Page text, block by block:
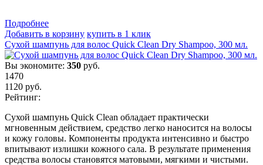
Подробнеe
Добавить в корзину купить в 1 клик
Сухой шампунь для волос Quick Clean Dry Shampoo, 300 мл.
Вы экономите: 350 руб.
1470
1120 руб.
Рейтинг:
Сухой шампунь Quick Clean обладает практически
мгновенным действием, средство легко наносится на волосы
и кожу головы. Компоненты продукта интенсивно и быстро
впитывают излишки кожного сала. В результате применения
средства волосы становятся матовыми, мягкими и чистыми.